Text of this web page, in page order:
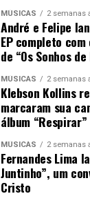
MÚSICAS 2 semanas
André e Felipe
EP completo
de “Os Sonhos de
MÚSICAS 2 semanas
Klebson Kollins
marcaram sua
álbum “Respirar”
MÚSICAS 2 semanas
Fernandes Lima
Juntinho”, um
Cristo